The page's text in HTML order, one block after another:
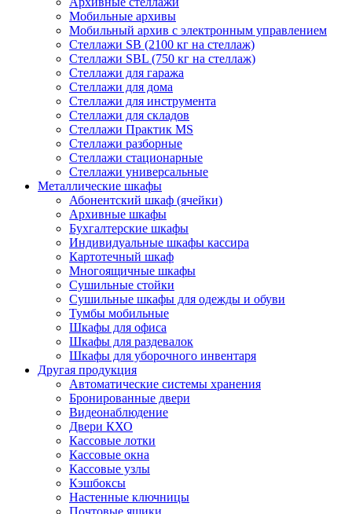
Мобильные архивы
Мобильный архив с электронным управлением
Стеллажи SB (2100 кг на стеллаж)
Стеллажи SBL (750 кг на стеллаж)
Стеллажи для гаража
Стеллажи для дома
Стеллажи для инструмента
Стеллажи для складов
Стеллажи Практик MS
Стеллажи разборные
Стеллажи стационарные
Стеллажи универсальные
Металлические шкафы
Абонентский шкаф (ячейки)
Архивные шкафы
Бухгалтерские шкафы
Индивидуальные шкафы кассира
Картотечный шкаф
Многоящичные шкафы
Сушильные стойки
Сушильные шкафы для одежды и обуви
Тумбы мобильные
Шкафы для офиса
Шкафы для раздевалок
Шкафы для уборочного инвентаря
Другая продукция
Автоматические системы хранения
Бронированные двери
Видеонаблюдение
Двери КХО
Кассовые лотки
Кассовые окна
Кассовые узлы
Кэшбоксы
Настенные ключницы
Почтовые ящики